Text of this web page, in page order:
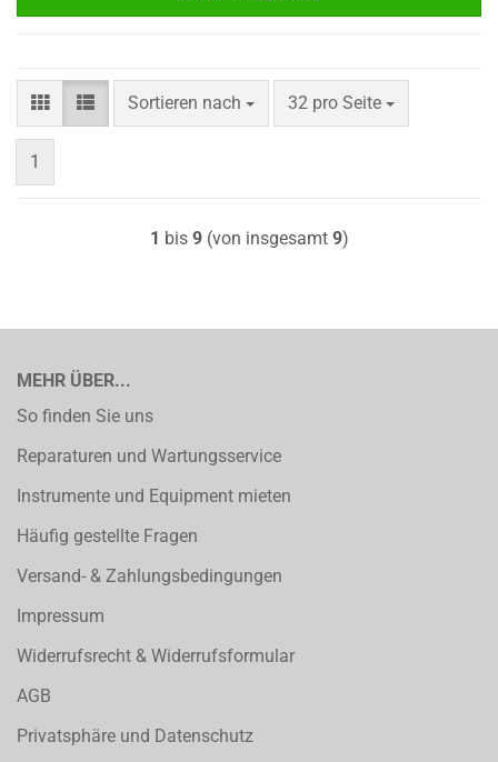
Sortieren nach
Sortieren nach 32 pro Seite
pro Seite
1
1 bis 9(von insgesamt 9)
MEHR ÜBER...
So finden Sie uns
Reparaturen und Wartungsservice
Instrumente und Equipment mieten
Häufig gestellte Fragen
Versand- & Zahlungsbedingungen
Impressum
Widerrufsrecht & Widerrufsformular
AGB
Privatsphäre und Datenschutz